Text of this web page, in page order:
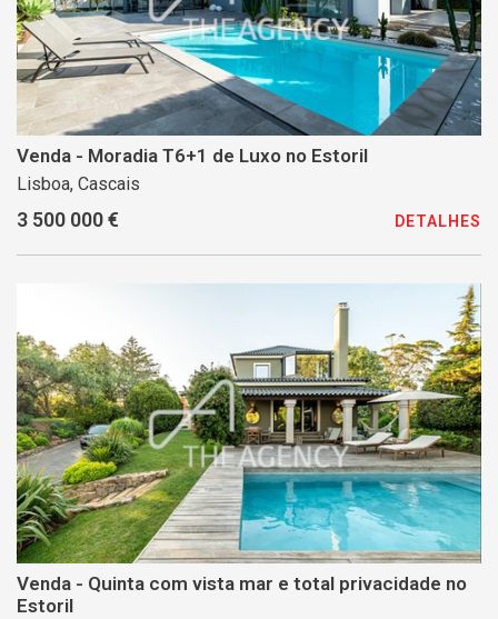
Venda - Moradia T6+1 de Luxo no Estoril
Lisboa, Cascais
3 500 000 € DETALHES
Venda - Quinta com vista mar e total privacidade no
Estoril